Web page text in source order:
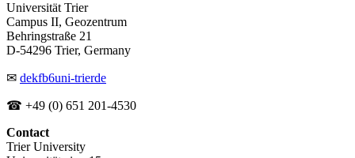
Universität Trier
Campus II, Geozentrum
Behringstraße 21
D-54296 Trier, Germany
✉ dekfb6uni-trierde
☎ +49 (0) 651 201-4530
Contact
Trier University